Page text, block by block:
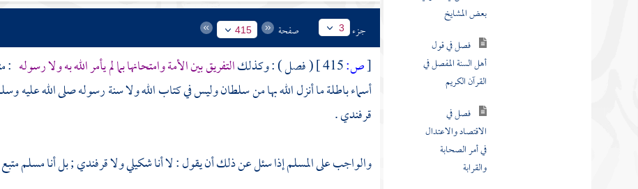
بعض المشايخ
فصل في قول
أهل السنة المفصل في
القرآن الكريم
فصل في
الاقتصاد والاعتدال
في أمر الصحابة
والقرابة
جزء 3 صفحة 415
[ص: ( فصل ) : وكذلكالتفريق بين الأمة وامتحانها بما لم يأمر الله به ولا رسوله :
أسماء باطلة ما أنزل الله بها من سلطان وليس في كتاب الله ولا سنة رسوله صلى الله عليه
قرفندي .
والواجب على المسلم إذا سئل عن ذلك أن يقول : لا أنا شكيلي ولا قرفندي ; بل أنا مسلم